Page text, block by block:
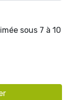
sous 7 à 10